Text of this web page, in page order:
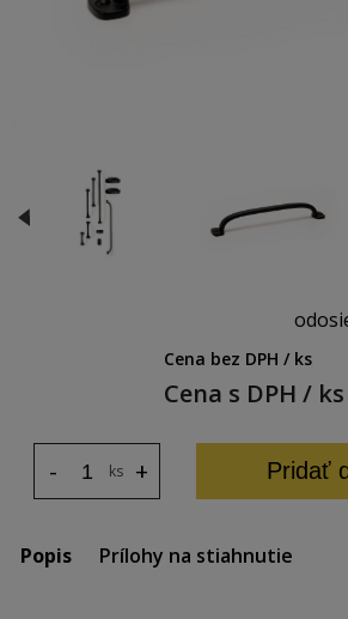
Cena bez DPH / ks
Cena s DPH / ks
ks +
- Pridať
Popis Prílohy na stiahnutie